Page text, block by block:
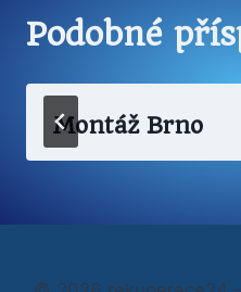
Podobné
Montáž Brno